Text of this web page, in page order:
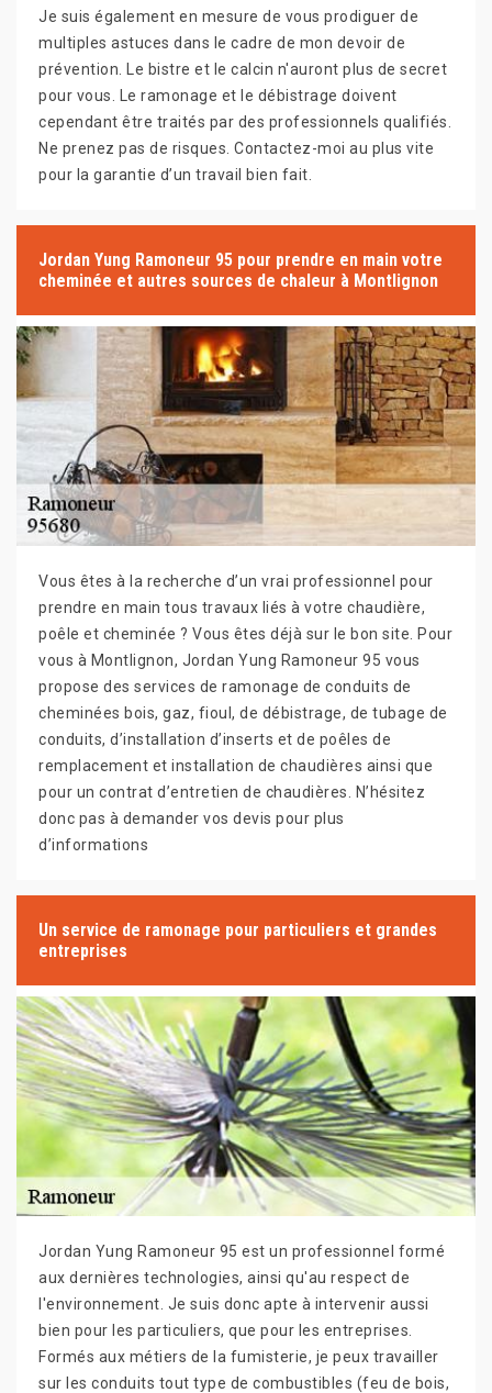
Je suis également en mesure de vous prodiguer de
multiples astuces dans le cadre de mon devoir de
prévention. Le bistre et le calcin n'auront plus de secret
pour vous. Le ramonage et le débistrage doivent
cependant être traités par des professionnels qualifiés.
Ne prenez pas de risques. Contactez-moi au plus vite
pour la garantie d’un travail bien fait.
Jordan Yung Ramoneur 95 pour prendre en main votre
cheminée et autres sources de chaleur à Montlignon
Vous êtes à la recherche d’un vrai professionnel pour
prendre en main tous travaux liés à votre chaudière,
poêle et cheminée ? Vous êtes déjà sur le bon site. Pour
vous à Montlignon, Jordan Yung Ramoneur 95 vous
propose des services de ramonage de conduits de
cheminées bois, gaz, fioul, de débistrage, de tubage de
conduits, d’installation d’inserts et de poêles de
remplacement et installation de chaudières ainsi que
pour un contrat d’entretien de chaudières. N’hésitez
donc pas à demander vos devis pour plus
d’informations
Un service de ramonage pour particuliers et grandes
entreprises
Jordan Yung Ramoneur 95 est un professionnel formé
aux dernières technologies, ainsi qu'au respect de
l'environnement. Je suis donc apte à intervenir aussi
bien pour les particuliers, que pour les entreprises.
Formés aux métiers de la fumisterie, je peux travailler
sur les conduits tout type de combustibles (feu de bois,